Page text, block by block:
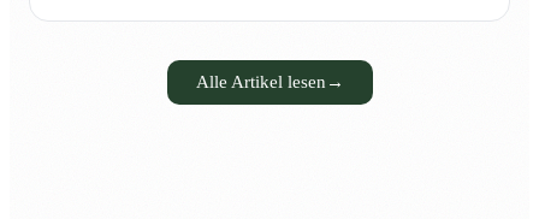
Alle Artikel lesen →